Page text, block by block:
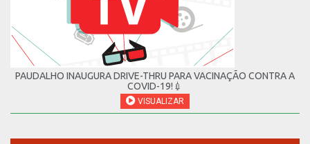
PAUDALHO INAUGURA DRIVE-THRU PARA VACINAÇÃO CONTRA A
COVID-19!💉
VISUALIZAR